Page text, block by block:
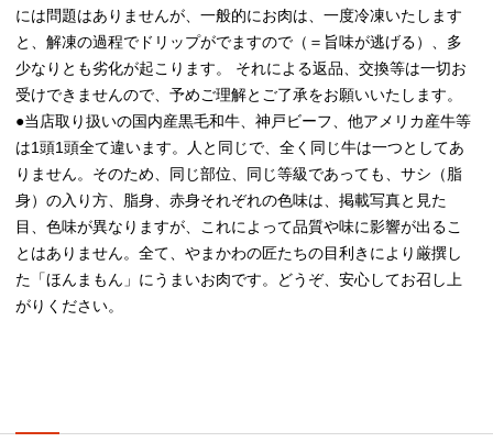
には問題はありませんが、一般的にお肉は、一度冷凍いたします
と、解凍の過程でドリップがでますので（＝旨味が逃げる）、多
少なりとも劣化が起こります。 それによる返品、交換等は一切お
受けできませんので、予めご理解とご了承をお願いいたします。
●当店取り扱いの国内産黒毛和牛、神戸ビーフ、他アメリカ産牛等
は1頭1頭全て違います。人と同じで、全く同じ牛は一つとしてあ
りません。そのため、同じ部位、同じ等級であっても、サシ（脂
身）の入り方、脂身、赤身それぞれの色味は、掲載写真と見た
目、色味が異なりますが、これによって品質や味に影響が出るこ
とはありません。全て、やまかわの匠たちの目利きにより厳撰し
た「ほんまもん」にうまいお肉です。どうぞ、安心してお召し上
がりください。